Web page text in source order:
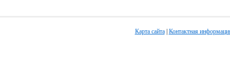
Карта сайта| Контактная